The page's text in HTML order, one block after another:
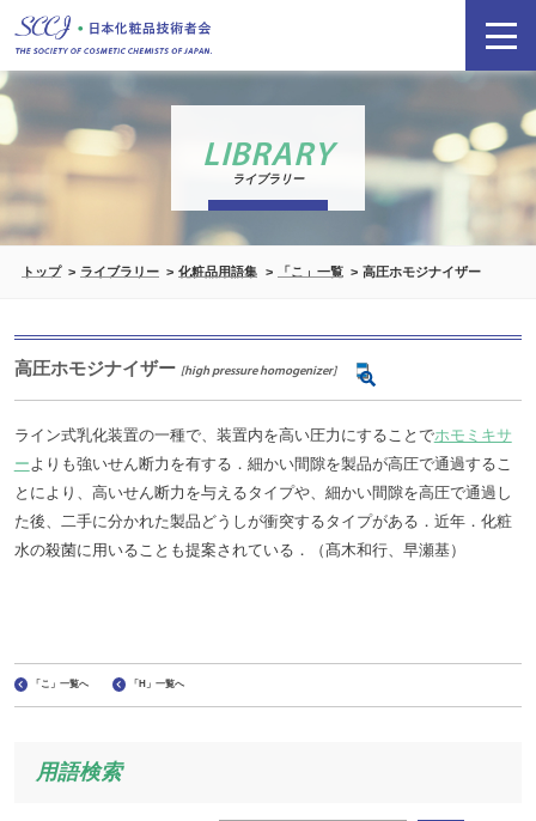
LIBRARY
ライブラリー
トップ ライブラリー 化粧品用語集 「こ」一覧 高圧ホモジナイザー
高圧ホモジナイザー [high pressure homogenizer]
ライン式乳化装置の一種で、装置内を高い圧力にすることでホモミキサ
ーよりも強いせん断力を有する．細かい間隙を製品が高圧で通過するこ
とにより、高いせん断力を与えるタイプや、細かい間隙を高圧で通過し
た後、二手に分かれた製品どうしが衝突するタイプがある．近年．化粧
水の殺菌に用いることも提案されている．（髙木和行、早瀬基）
「こ」一覧へ 「H」一覧へ
用語検索